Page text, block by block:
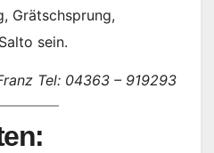
Grätschsprung,
sein.
Tel: 04363 – 919293